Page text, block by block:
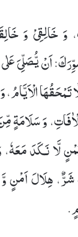
وَ خَالِقِیْ وَ
اَنْ یُّصَلِّیَ عَلٰى
الْاَیَّامُ،
وَ سَلَامَةٍ
لَّا نَكَدَ مَعَهٗ،
هِلَالَ اَمْنٍ وَّ